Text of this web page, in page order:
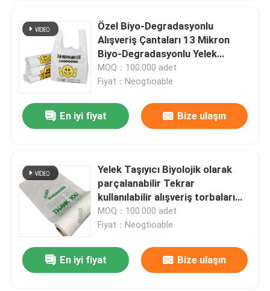
Özel Biyo-Degradasyonlu
Alışveriş Çantaları 13 Mikron
Biyo-Degradasyonlu Yelek
Taşıyıcı Çantaları
MOQ：100.000 adet
Fiyat：Neogtioable
En iyi fiyat Bize ulaşın
Yelek Taşıyıcı Biyolojik olarak
parçalanabilir Tekrar
kullanılabilir alışveriş torbaları
Komposta edilebilir Kirliliksiz
MOQ：100.000 adet
Fiyat：Neogtioable
En iyi fiyat Bize ulaşın